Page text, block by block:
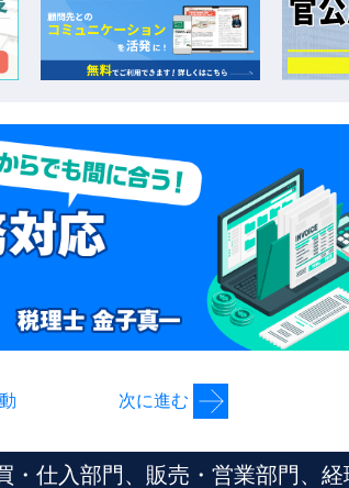
次に進む
仕入部門、販売・営業部門、経